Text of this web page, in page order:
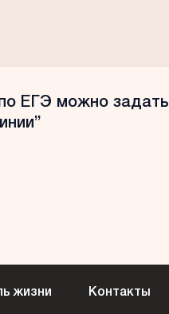
ЕГЭ можно задать
жизни Контакты